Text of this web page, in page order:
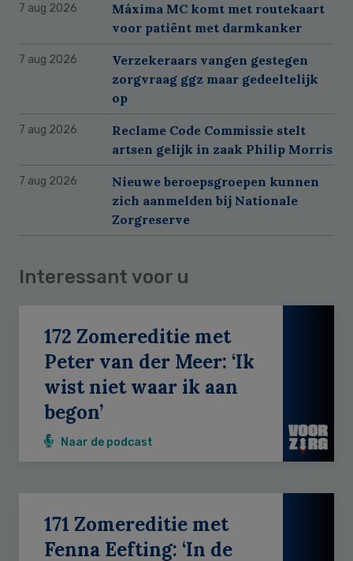
7 aug 2026
Máxima MC komt met routekaart
voor patiënt met darmkanker
7 aug 2026
Verzekeraars vangen gestegen
zorgvraag ggz maar gedeeltelijk
op
7 aug 2026
Reclame Code Commissie stelt
artsen gelijk in zaak Philip Morris
7 aug 2026
Nieuwe beroepsgroepen kunnen
zich aanmelden bij Nationale
Zorgreserve
Interessant voor u
172 Zomereditie met
Peter van der Meer: ‘Ik
wist niet waar ik aan
begon’
Naar de podcast
171 Zomereditie met
Fenna Eefting: ‘In de